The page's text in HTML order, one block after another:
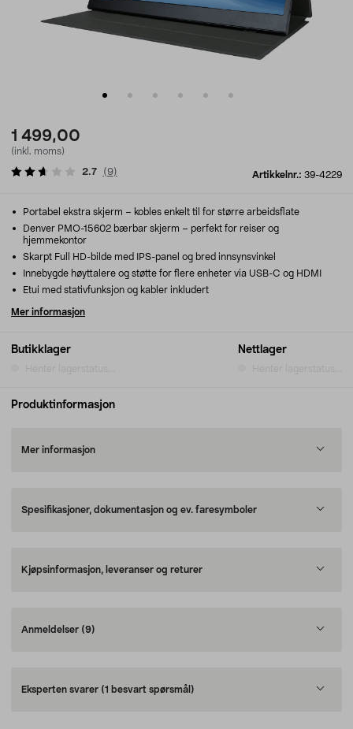
1 499,00
(inkl. moms)
Artikkelnr.: 39-4229
2.7 (9)
Butikklager Nettlager
Portabel ekstra skjerm – kobles enkelt til for større arbeidsflate
Denver PMO-15602 bærbar skjerm – perfekt for reiser og
hjemmekontor
Skarpt Full HD-bilde med IPS-panel og bred innsynsvinkel
Innebygde høyttalere og støtte for flere enheter via USB-C og HDMI
Etui med stativfunksjon og kabler inkludert
Mer informasjon
Produktinformasjon
Mer informasjon
Spesifikasjoner, dokumentasjon og ev. faresymboler
Kjøpsinformasjon, leveranser og returer
Anmeldelser (9)
Eksperten svarer (1 besvart spørsmål)